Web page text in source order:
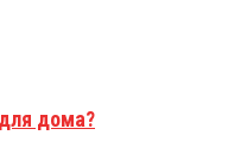
дома?